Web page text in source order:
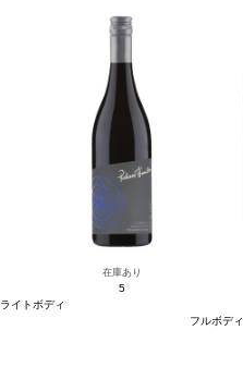
在庫あり
5
ライトボディ
フルボディ